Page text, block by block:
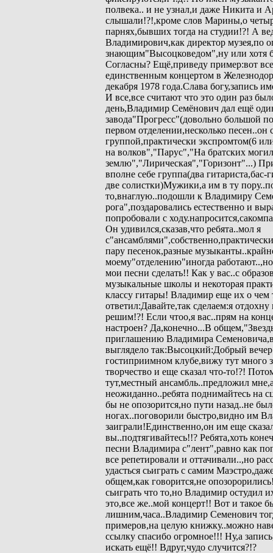
полвека.. и не узнал,и даже Никита и
слышали!?!,кроме слов Марины,о
парнях,бывших тогда на студии!?! А
Владимирович,как директор музея,по
знающим"Высоцковедом",ну или хотя
Согласны? Ещё,приведу пример:вот
единственным концертом в
декабря 1978 года.Слава богу,запись
И все,все считают что это один раз
день,Владимир Семёнович дал ещё
завода"Прогресс"(довольно большой
первом отделении,несколько песен..он
группой,практически экспромтом(6
на волков","Парус","На братских
землю","Лирическая","Горизонт"...)
вполне себе группа(два
две солистки)Мужики,а им в ту
то,внаглую..подошли к Владимиру
рога",поздаровались естественно и
попробовали с
Он удивился,сказав,что ребята..мол я
пару песенок,разные
моему"отделению"иногда
мои песни сделать!! Как у вас..с
музыкальные школы и некоторая
классу гитары! Владимир еще их о
ответил:Давайте,так сделаем:я
решим!?! Если чтоо,я вас..прям на
настроен? Да,конечно...В
приглашению Владимира
выглядело так:Высоцкий:Добрый
гостиприимном клубе,вижу тут много
творчество и еще сказал что-то!?!
тут,местный ансамбль..предложил
неожиданно..ребята поднимайтесь на
бы не опозорится,но пути назад..не
ногах..поговорили быстро,видно им
заиграли!Единственно,он им еще
вы..подтягивайтесь!!? Ребята,хоть
песни Владимира с"лент",равно как
все репетировали и оттачивали..,но
удасться сьиграть с самим
общем,как говорится,не
сьиграть что то,но Владимир остудил
это,все же..мой концерт!! Вот и такое
лишним,часа..Владимир Семенович
примеров,на целую книжку..можно
ссылку спасибо огромное!!! Ну,а
искать ещё!! Вдруг,чудо случится?!?